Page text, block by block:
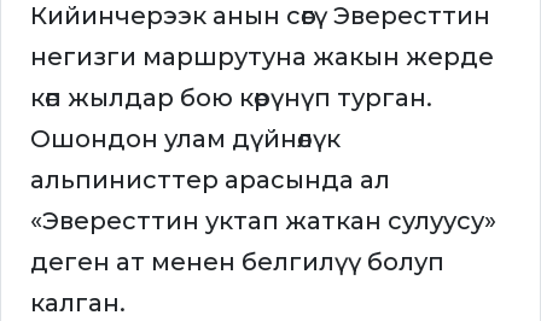
Кийинчерээк анын сөөгү Эвересттин
негизги маршрутуна жакын жерде
көп жылдар бою көрүнүп турган.
Ошондон улам дүйнөлүк
альпинисттер арасында ал
«Эвересттин уктап жаткан сулуусу»
деген ат менен белгилүү болуп
калган.